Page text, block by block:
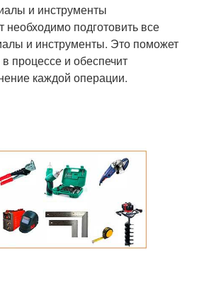
и инструменты
подготовить все
и инструменты. Это поможет
процессе и обеспечит
каждой операции.